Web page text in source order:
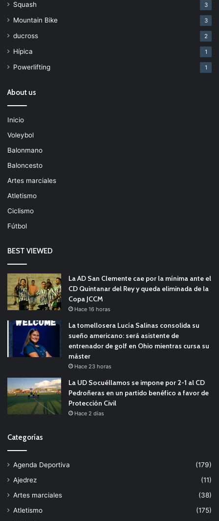
Squash 3
Mountain Bike 3
ducross 2
Hípica 1
Powerlifting 1
About us
Inicio
Voleybol
Balonmano
Baloncesto
Artes marciales
Atletismo
Ciclismo
Fútbol
BEST VIEWED
La AD San Clemente cae por la mínima ante el
CD Quintanar del Rey y queda eliminada de la
Copa JCCM
Hace 16 horas
La tomellosera Lucía Salinas consolida su
sueño americano: será asistente de
entrenador de golf en Ohio mientras cursa su
máster
Hace 23 horas
La UD Socuéllamos se impone por 2-1 al CD
Pedroñeras en un partido benéfico a favor de
Protección Civil
Hace 2 días
Categorías
Agenda Deportiva
(179)
Ajedrez
(11)
Artes marciales
(38)
Atletismo
(175)